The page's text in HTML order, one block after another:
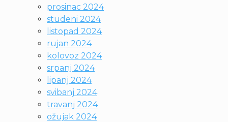
prosinac 2024
studeni 2024
listopad 2024
rujan 2024
kolovoz 2024
srpanj 2024
lipanj 2024
svibanj 2024
travanj 2024
ožujak 2024